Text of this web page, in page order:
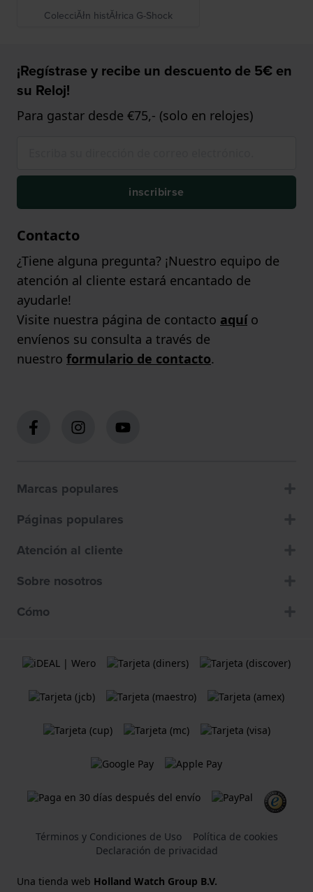
ColecciĂłn histĂłrica G-Shock
¡Regístrase y recibe un descuento de 5€ en
su Reloj!
Para gastar desde €75,- (solo en relojes)
inscribirse
Contacto
¿Tiene alguna pregunta? ¡Nuestro equipo de
atención al cliente estará encantado de
ayudarle!
Visite nuestra página de contacto aquío
envíenos su consulta a través de
nuestro formulario de contacto.
Marcas populares
Páginas populares
Atención al cliente
Sobre nosotros
Cómo
Términos y Condiciones de Uso
Política de cookies
Declaración de privacidad
Una tienda web Holland Watch Group B.V.